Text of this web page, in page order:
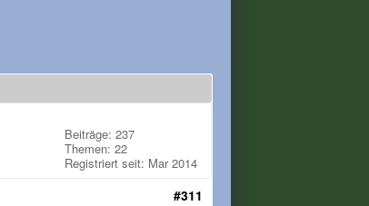
Beiträge: 237
Themen: 22
Registriert seit: Mar 2014
#311